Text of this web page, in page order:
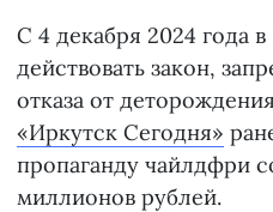
С 4 декабря 2024 года
действовать закон,
отказа от
«Иркутск Сегодня»
пропаганду чайлдфри
миллионов рублей.